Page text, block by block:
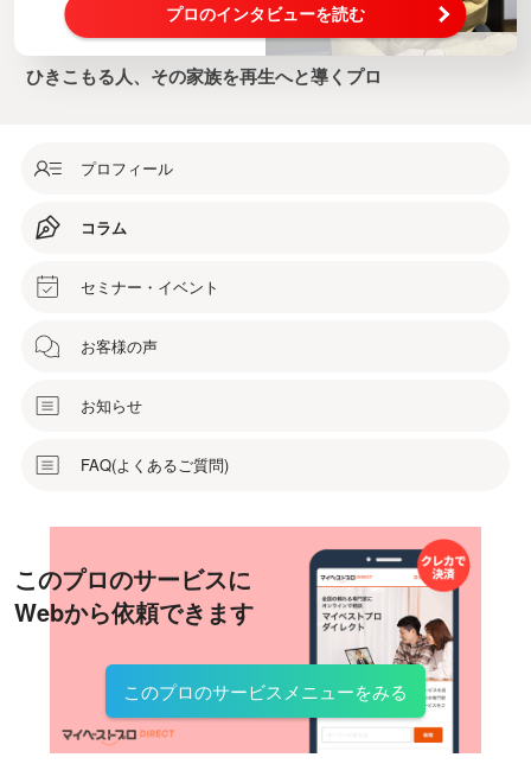
プロのインタビューを読む
ひきこもる人、その家族を再生へと導くプロ
プロフィール
コラム
セミナー・イベント
お客様の声
お知らせ
FAQ(よくあるご質問)
このプロのサービスに
Webから依頼できます
このプロのサービスメニューをみる